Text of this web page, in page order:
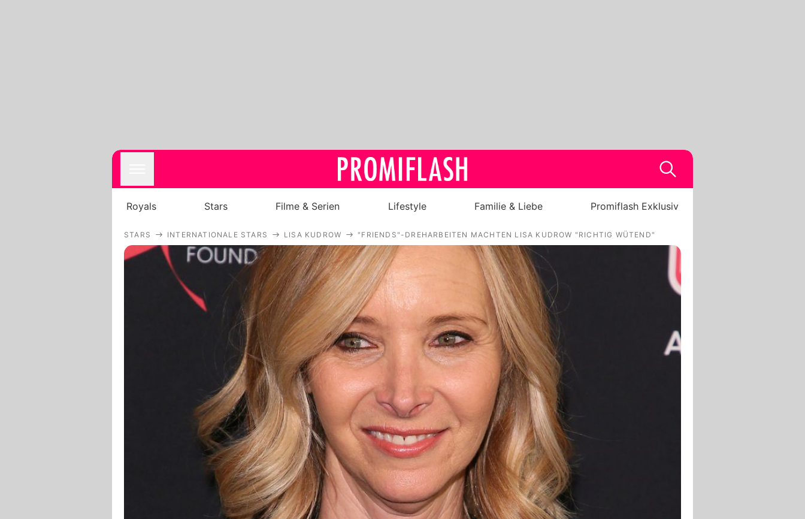
Royals
Stars
Filme & Serien
Lifestyle
Familie & Liebe
Promiflash Exklusiv
Alle Themen auf Promiflash
Jobs
App runterladen
Team
Redaktionelle Richtlinien
Royals Stars Filme & Serien Lifestyle Familie & Liebe Promiflash Exklusiv
STARS INTERNATIONALE STARS LISA KUDROW "FRIENDS"-DREHARBEITEN MACHTEN LISA KUDROW "RICHTIG WÜTEND"